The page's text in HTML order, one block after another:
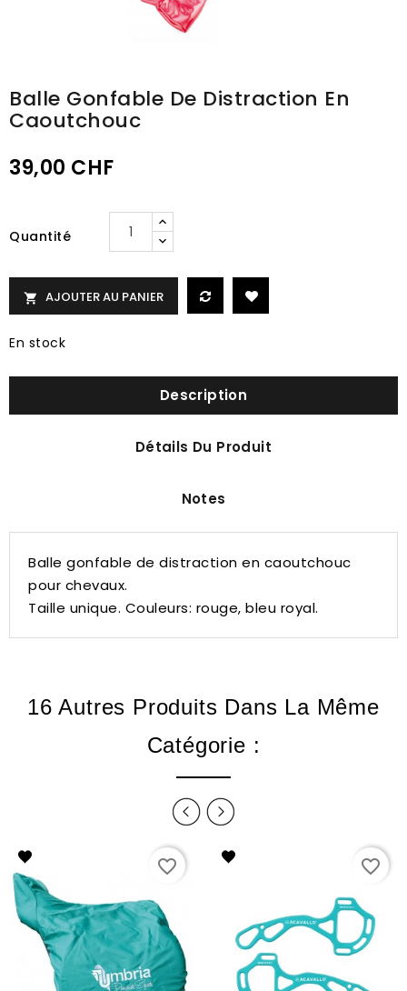
Balle Gonfable De Distraction En
Caoutchouc
39,00 CHF
Quantité
 AJOUTER AU PANIER
En stock
Description
Détails Du Produit
Notes
Balle gonfable de distraction en caoutchouc
pour chevaux.
Taille unique. Couleurs: rouge, bleu royal.
16 Autres Produits Dans La Même
Catégorie :
favorite_border favorite_border